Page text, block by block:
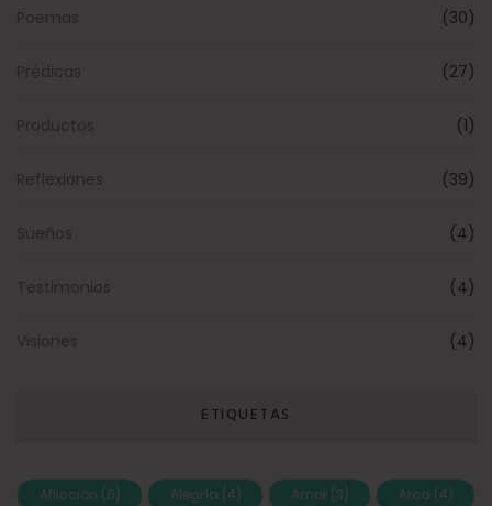
Poemas (30)
Prédicas (27)
Productos (1)
Reflexiones (39)
Sueños (4)
Testimonios (4)
Visiones (4)
ETIQUETAS
Aflicción (6) Alegría (4) Amor(3) Arca (4)